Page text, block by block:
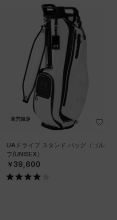
直営限定
UAドライブ スタンド バッグ（ゴル
フ/UNISEX）
￥39,600